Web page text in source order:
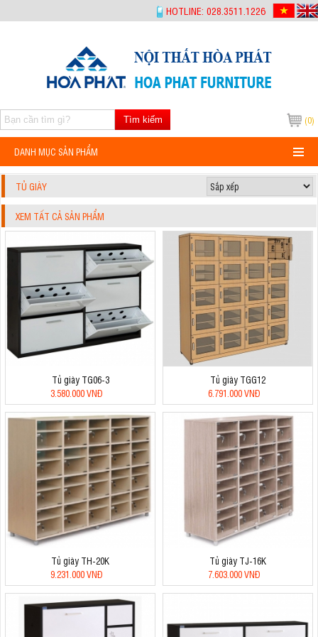
HOTLINE: 028.3511.1226
(0)
Tìm kiếm
DANH MỤC SẢN PHẨM
TỦ GIÀY
XEM TẤT CẢ SẢN PHẨM
Tủ giày TG06-3
3.580.000 VNĐ
Tủ giày TGG12
6.791.000 VNĐ
Tủ giày TH-20K
9.231.000 VNĐ
Tủ giày TJ-16K
7.603.000 VNĐ